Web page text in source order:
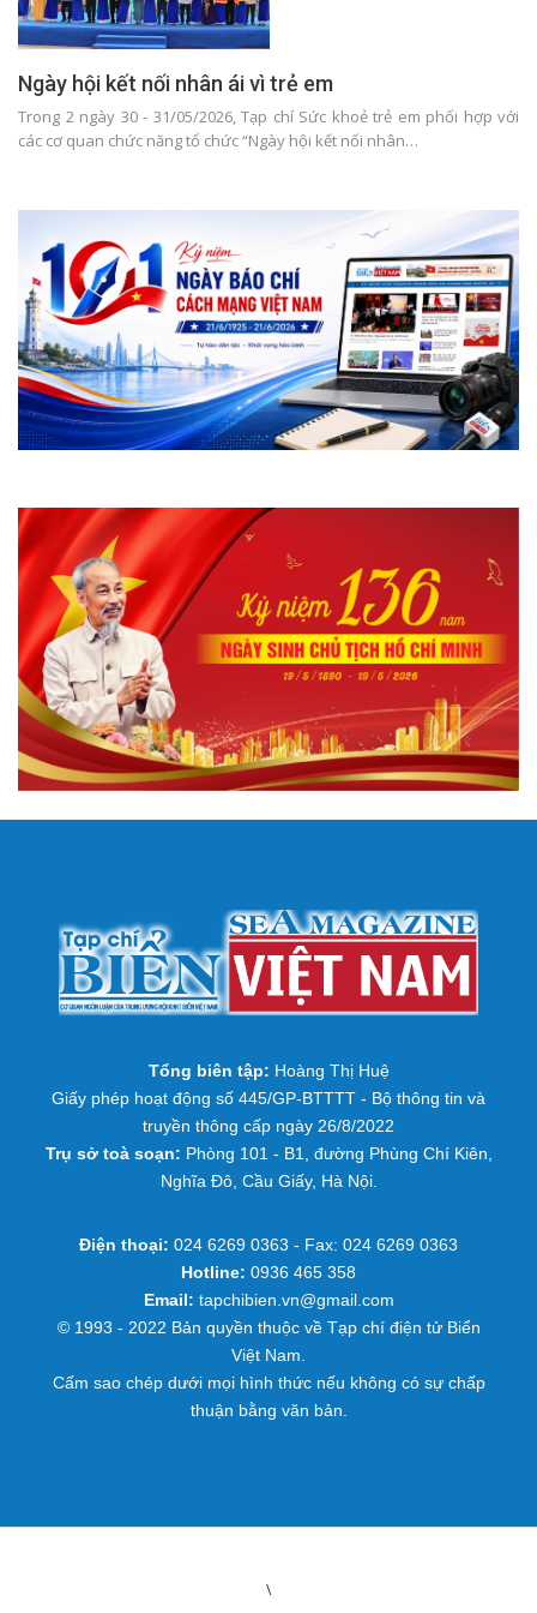
Ngày hội kết nối nhân ái vì trẻ em
Trong 2 ngày 30 - 31/05/2026, Tạp chí Sức khoẻ trẻ em phối hợp với
các cơ quan chức năng tổ chức “Ngày hội kết nối nhân…
Tổng biên tập: Hoàng Thị Huệ
Giấy phép hoạt động số 445/GP-BTTTT - Bộ thông tin và
truyền thông cấp ngày 26/8/2022
Trụ sở toà soạn: Phòng 101 - B1, đường Phùng Chí Kiên,
Nghĩa Đô, Cầu Giấy, Hà Nội.
Điện thoại: 024 6269 0363 - Fax: 024 6269 0363
Hotline: 0936 465 358
Email: tapchibien.vn@gmail.com
© 1993 - 2022 Bản quyền thuộc về Tạp chí điện tử Biển
Việt Nam.
Cấm sao chép dưới mọi hình thức nếu không có sự chấp
thuận bằng văn bản.
\